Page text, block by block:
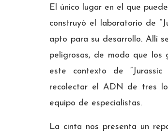
El único lugar en el que
construyó el laboratorio de
apto para su desarrollo. Allí
peligrosas, de modo que los
este contexto de “Jurassic
recolectar el ADN de tres
equipo de especialistas.
La cinta nos presenta un